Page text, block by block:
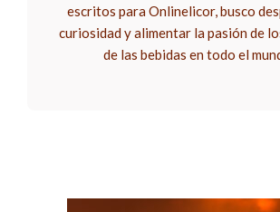
escritos para Onlinelicor, busco
curiosidad y alimentar la pasión de
de las bebidas en todo el